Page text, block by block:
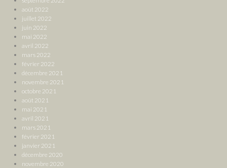
août 2022
juillet 2022
juin 2022
mai 2022
avril 2022
mars 2022
février 2022
décembre 2021
novembre 2021
octobre 2021
août 2021
mai 2021
avril 2021
mars 2021
février 2021
janvier 2021
décembre 2020
novembre 2020